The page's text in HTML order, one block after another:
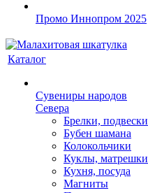
Промо Иннопром 2025
Каталог
Сувениры народов
Севера
Брелки, подвески
Бубен шамана
Колокольчики
Куклы, матрешки
Кухня, посуда
Магниты